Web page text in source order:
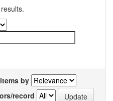
by
record